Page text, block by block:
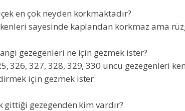
en çok neyden korkmaktadır?
sayesinde kaplandan korkmaz ama
gezegenleri ne için gezmek ister?
326, 327, 328, 329, 330 uncu gezegenleri
için gezmek ister.
gittiği gezegenden kim vardır?